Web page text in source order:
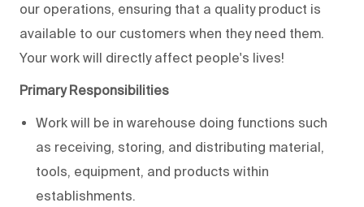
our operations, ensuring that a quality product is
available to our customers when they need them.
Your work will directly affect people's lives!
Primary Responsibilities
Work will be in warehouse doing functions such
as receiving, storing, and distributing material,
tools, equipment, and products within
establishments.